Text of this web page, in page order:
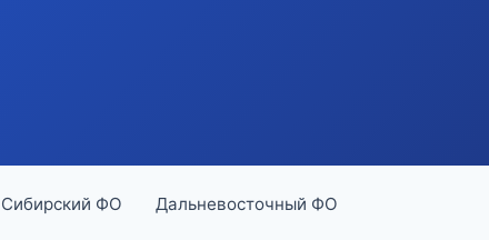
Сибирский ФО Дальневосточный ФО